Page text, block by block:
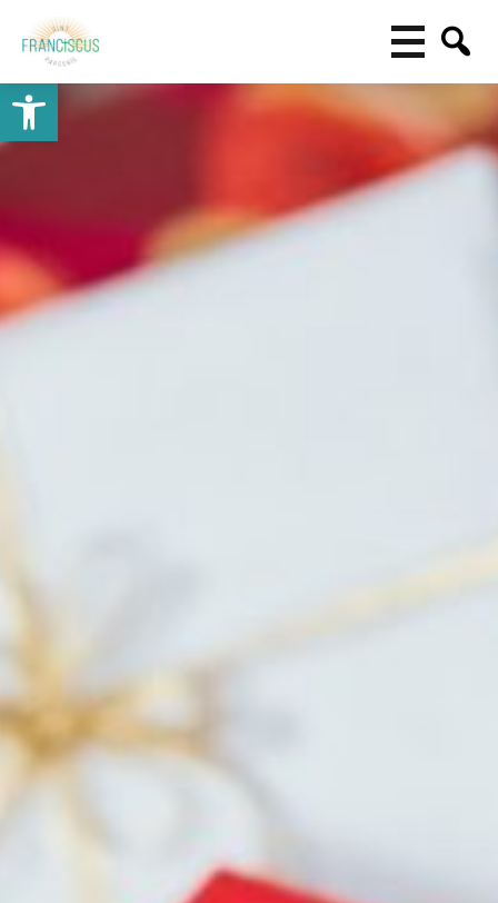
Toolbar openen